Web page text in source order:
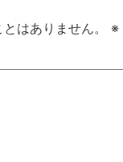
はありません。 ※